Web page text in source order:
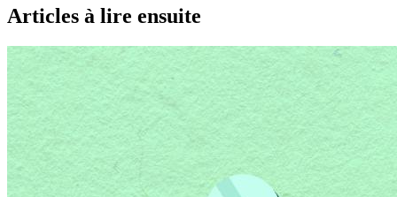
Articles à lire ensuite